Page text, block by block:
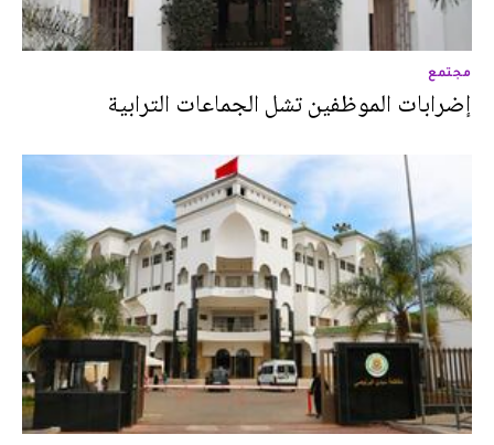
مجتمع
إضرابات الموظفين تشل الجماعات الترابية